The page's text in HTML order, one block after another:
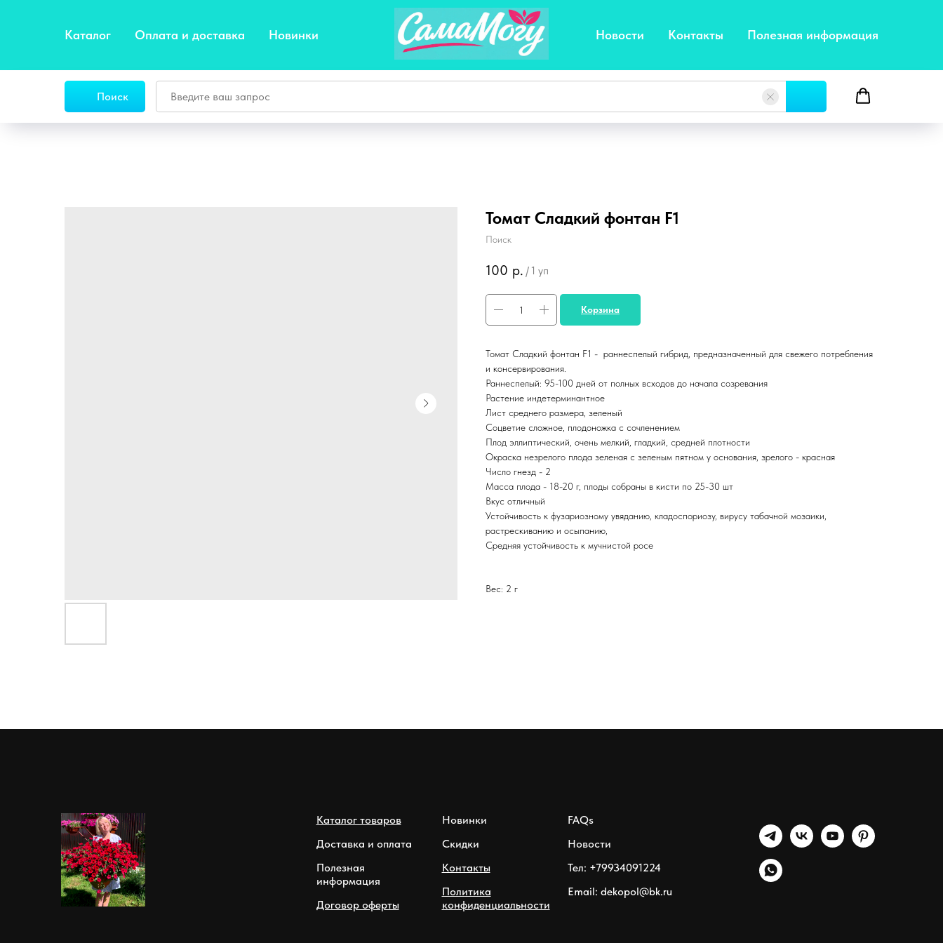
Каталог Оплата и доставка Новинки Новости Контакты Полезная информация
Поиск
Томат Сладкий фонтан F1
Поиск
100 р. / 1 уп
Корзина
Томат Сладкий фонтан F1 - раннеспелый гибрид, предназначенный для свежего потребления
и консервирования.
Раннеспелый: 95-100 дней от полных всходов до начала созревания
Растение индетерминантное
Лист среднего размера, зеленый
Соцветие сложное, плодоножка с сочленением
Плод эллиптический, очень мелкий, гладкий, средней плотности
Окраска незрелого плода зеленая с зеленым пятном у основания, зрелого - красная
Число гнезд - 2
Масса плода - 18-20 г, плоды собраны в кисти по 25-30 шт
Вкус отличный
Устойчивость к фузариозному увяданию, кладоспориозу, вирусу табачной мозаики,
растрескиванию и осыпанию,
Средняя устойчивость к мучнистой росе
Вес: 2 г
Каталог товаров
Доставка и оплата
Полезная
информация
Договор оферты
Новинки
Скидки
Контакты
Политика
конфиденциальности
FAQs
Новости
Тел: +79934091224
Email: dekopol@bk.ru